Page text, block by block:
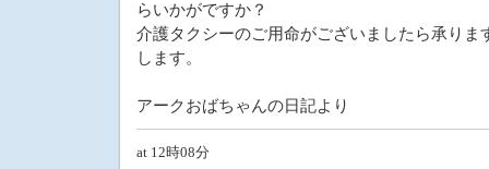
らいかがですか？
介護タクシーのご用命がございましたら承りま
します。
アークおばちゃんの日記より
at 12時08分